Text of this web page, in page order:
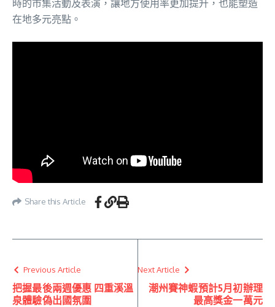
時的市集活動及表演，讓地方使用率更加提升，也能塑造
在地多元亮點。
Share this Article
Previous Article
把握最後兩週優惠 四重溪溫
泉體驗偽出國氛圍
Next Article
潮州賽神蝦預計5月初辦理
最高獎金一萬元